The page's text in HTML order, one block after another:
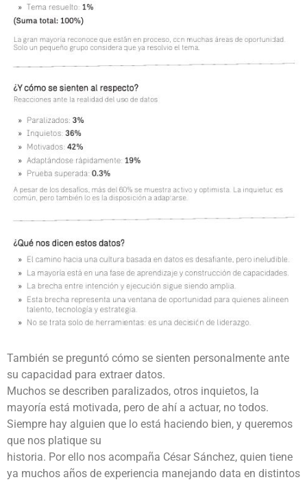
También se preguntó cómo se sienten personalmente ante
su capacidad para extraer datos.
Muchos se describen paralizados, otros inquietos, la
mayoría está motivada, pero de ahí a actuar, no todos.
Siempre hay alguien que lo está haciendo bien, y queremos
que nos platique su
historia. Por ello nos acompaña César Sánchez, quien tiene
ya muchos años de experiencia manejando data en distintos